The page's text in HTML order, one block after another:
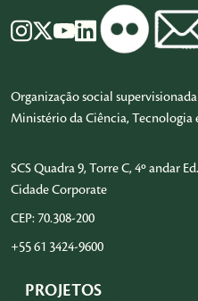
Organização social
Ministério da Ciência, Tecnologia
SCS Quadra 9, Torre C, 4º andar
Cidade Corporate
CEP: 70.308-200
+55 61 3424-9600
PROJETOS